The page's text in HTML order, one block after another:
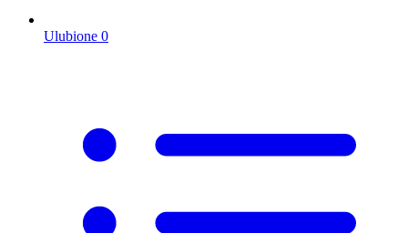
Ulubione 0